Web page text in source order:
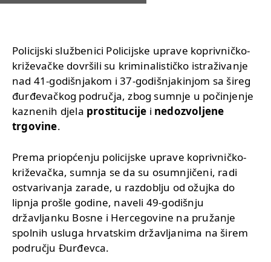
Policijski službenici Policijske uprave koprivničko-
križevačke dovršili su kriminalističko istraživanje
nad 41-godišnjakom i 37-godišnjakinjom sa šireg
đurđevačkog područja, zbog sumnje u počinjenje
kaznenih djela prostitucije i nedozvoljene
trgovine.
Prema priopćenju policijske uprave koprivničko-
križevačka, sumnja se da su osumnjičeni, radi
ostvarivanja zarade, u razdoblju od ožujka do
lipnja prošle godine, naveli 49-godišnju
državljanku Bosne i Hercegovine na pružanje
spolnih usluga hrvatskim državljanima na širem
području Đurđevca.